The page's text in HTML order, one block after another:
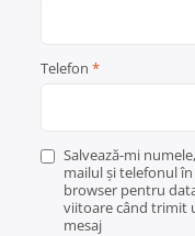
Telefon *
Salvează-mi
mailul și telefonul în
browser pentru
viitoare când trimit
mesaj